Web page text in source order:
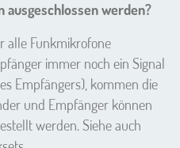
ausgeschlossen werden?
alle Funkmikrofone
immer noch ein Signal
Empfängers), kommen die
und Empfänger können
werden. Siehe auch